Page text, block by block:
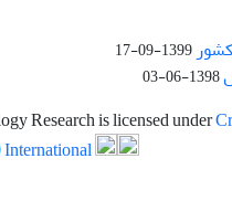
1399-09-17
1398-06-03
Research is licensed under